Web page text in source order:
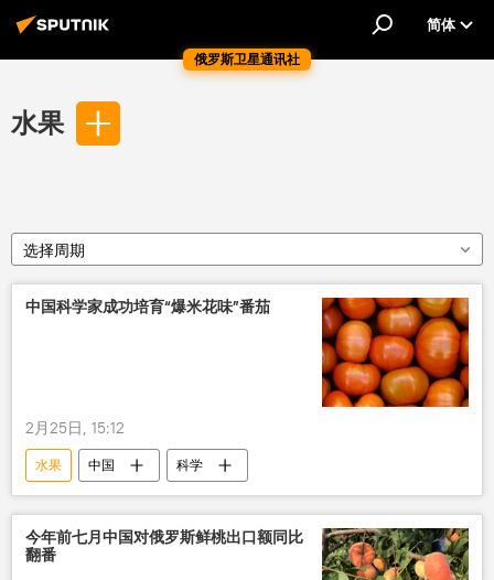
俄罗斯卫星通讯社
简体
水果
选择周期
中国科学家成功培育“爆米花味”番茄
2月25日, 15:12
水果 中国 科学
今年前七月中国对俄罗斯鲜桃出口额同比
翻番